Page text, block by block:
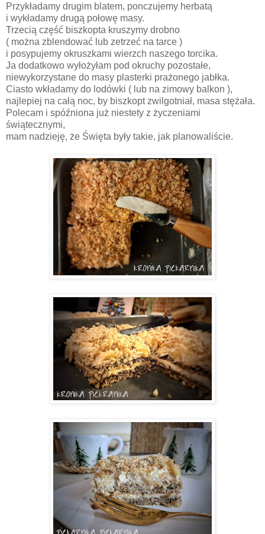
Przykładamy drugim blatem, ponczujemy herbatą
i wykładamy drugą połowę masy.
Trzecią część biszkopta kruszymy drobno
( można zblendować lub zetrzeć na tarce )
i posypujemy okruszkami wierzch naszego torcika.
Ja dodatkowo wyłożyłam pod okruchy pozostałe,
niewykorzystane do masy plasterki prażonego jabłka.
Ciasto wkładamy do lodówki ( lub na zimowy balkon ),
najlepiej na całą noc, by biszkopt zwilgotniał, masa stężała.
Polecam i spóźniona już niestety z życzeniami
świątecznymi,
mam nadzieję, że Święta były takie, jak planowaliście.